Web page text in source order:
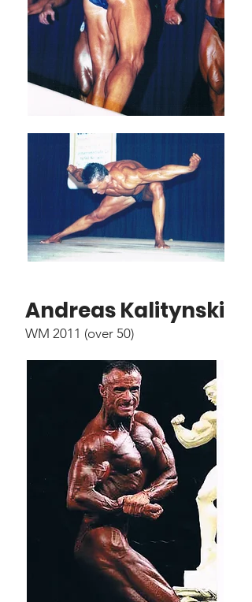
Andreas Kalitynski
WM 2011 (over 50)